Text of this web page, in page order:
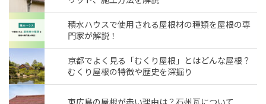
積水ハウスで使用される屋根材の種類を屋根の専
門家が解説！
京都でよく見る「むくり屋根」とはどんな屋根？
むくり屋根の特徴や歴史を深掘り